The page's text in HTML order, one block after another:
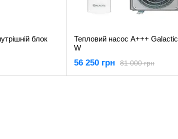
блок
Тепловий насос А+++
W
81 000 грн
56 250 грн